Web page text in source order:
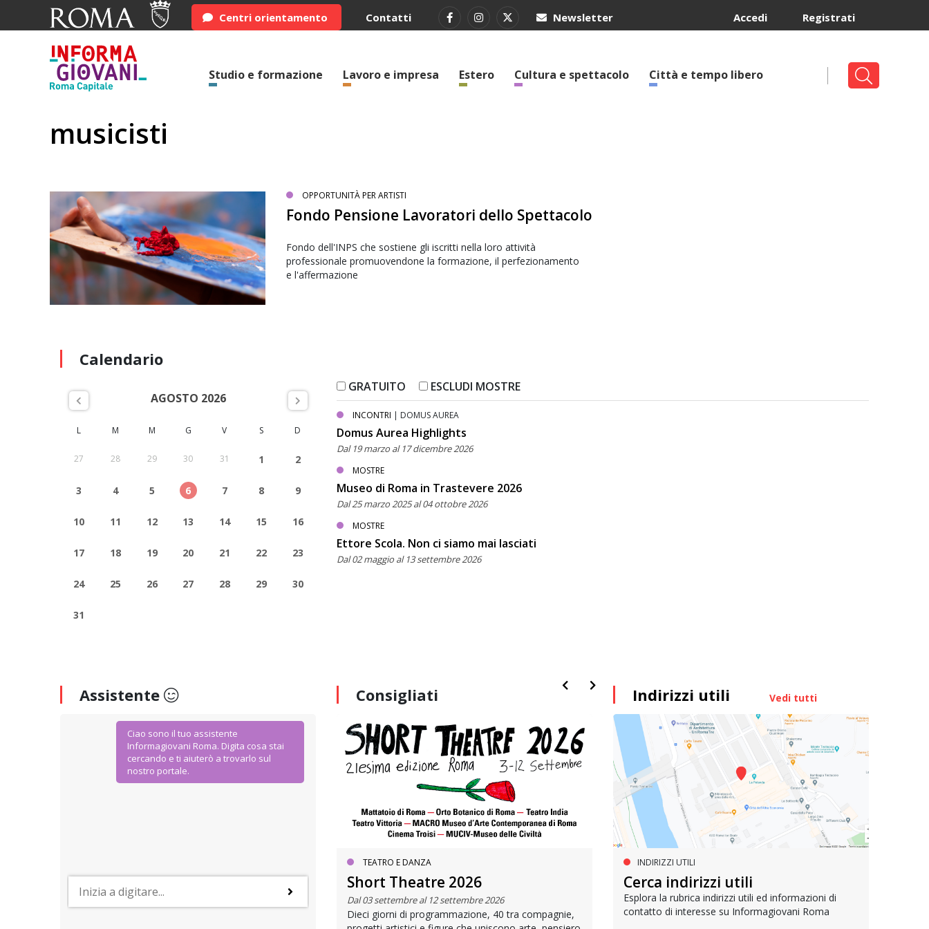
Centri orientamento Contatti Newsletter Registrati
Accedi
Studio e formazione Lavoro e impresa Estero Cultura e spettacolo Città e tempo libero
musicisti
OPPORTUNITÀ PER ARTISTI
Fondo Pensione Lavoratori dello Spettacolo
Fondo dell'INPS che sostiene gli iscritti nella loro attività
professionale promuovendone la formazione, il perfezionamento
e l'affermazione
Calendario
AGOSTO 2026
L M M G V S D
27 28 29 30 31 1 2
3 4 5 6 7 8 9
10 11 12 13 14 15 16
17 18 19 20 21 22 23
24 25 26 27 28 29 30
31
GRATUITO ESCLUDI MOSTRE
INCONTRI | DOMUS AUREA
Domus Aurea Highlights
Dal 19 marzo al 17 dicembre 2026
MOSTRE
Museo di Roma in Trastevere 2026
Dal 25 marzo 2025 al 04 ottobre 2026
MOSTRE
Ettore Scola. Non ci siamo mai lasciati
Dal 02 maggio al 13 settembre 2026
Assistente
Ciao sono il tuo assistente
Informagiovani Roma. Digita cosa stai
cercando e ti aiuterò a trovarlo sul
nostro portale.
Consigliati
IoStudio. La Carta dello Studente
TEATRO E DANZA
Short Theatre 2026
Dal 03 settembre al 12 settembre 2026
Dieci giorni di programmazione, 40 tra compagnie,
MUOVERSI A ROMA
Metrebus annuale a 50 euro per
gli under 19
Indirizzi utili Vedi tutti
INDIRIZZI UTILI
Cerca indirizzi utili
Esplora la rubrica indirizzi utili ed informazioni di
contatto di interesse su Informagiovani Roma